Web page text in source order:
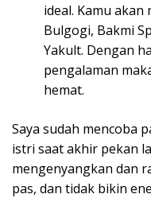
ideal. Kamu akan
Bulgogi, Bakmi
Yakult. Dengan
pengalaman
hemat.
Saya sudah mencoba
istri saat akhir pekan
mengenyangkan dan
pas, dan tidak bikin